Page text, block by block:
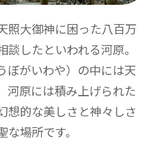
照大御神に困った八百万
談したといわれる河原。
ぼがいわや）の中には天
河原には積み上げられた
想的な美しさと神々しさ
場所です。